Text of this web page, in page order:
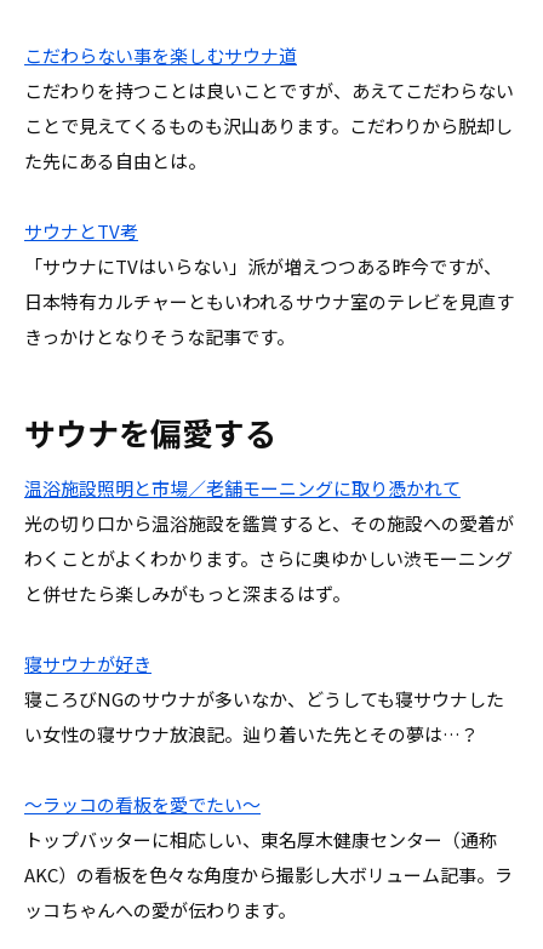
こだわらない事を楽しむサウナ道
こだわりを持つことは良いことですが、あえてこだわらない
ことで見えてくるものも沢山あります。こだわりから脱却し
た先にある自由とは。
サウナとTV考
「サウナにTVはいらない」派が増えつつある昨今ですが、
日本特有カルチャーともいわれるサウナ室のテレビを見直す
きっかけとなりそうな記事です。
サウナを偏愛する
温浴施設照明と市場／老舗モーニングに取り憑かれて
光の切り口から温浴施設を鑑賞すると、その施設への愛着が
わくことがよくわかります。さらに奥ゆかしい渋モーニング
と併せたら楽しみがもっと深まるはず。
寝サウナが好き
寝ころびNGのサウナが多いなか、どうしても寝サウナした
い女性の寝サウナ放浪記。辿り着いた先とその夢は…？
〜ラッコの看板を愛でたい〜
トップバッターに相応しい、東名厚木健康センター（通称
AKC）の看板を色々な角度から撮影し大ボリューム記事。ラ
ッコちゃんへの愛が伝わります。